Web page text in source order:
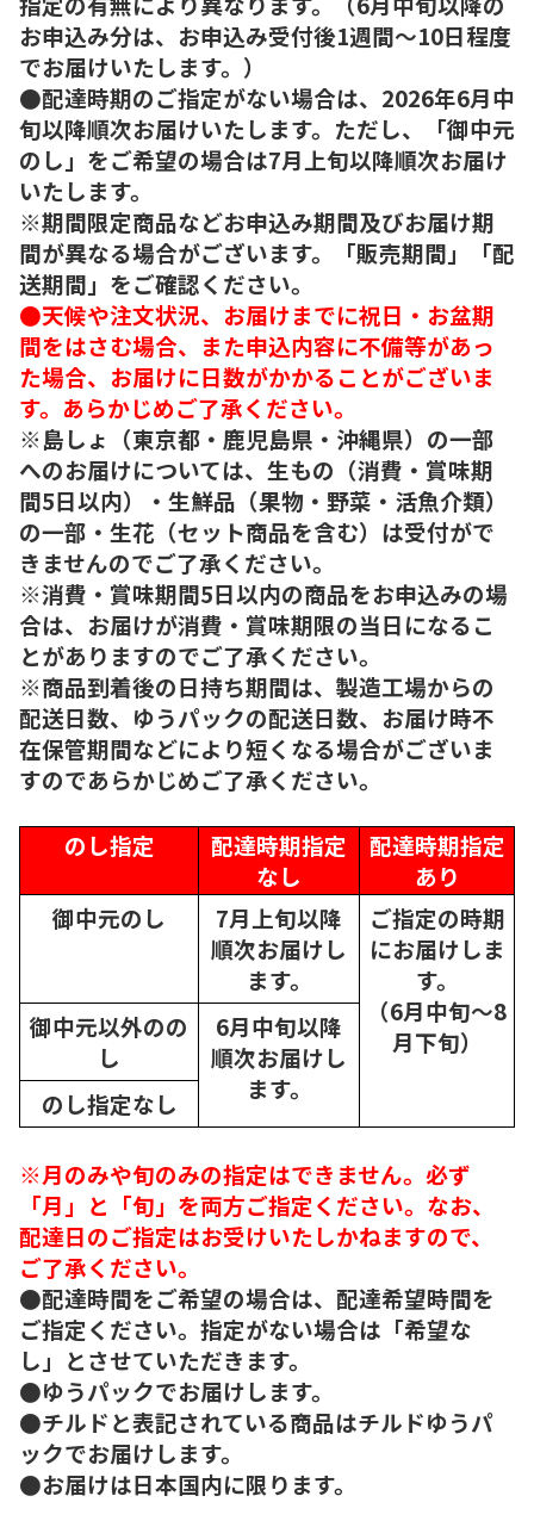
お申込み分は、お申込み受付後1週間～10日程度
でお届けいたします。）
●配達時期のご指定がない場合は、2026年6月中
旬以降順次お届けいたします。ただし、「御中元
のし」をご希望の場合は7月上旬以降順次お届け
いたします。
※期間限定商品などお申込み期間及びお届け期
間が異なる場合がございます。「販売期間」「配
送期間」をご確認ください。
●天候や注文状況、お届けまでに祝日・お盆期
間をはさむ場合、また申込内容に不備等があっ
た場合、お届けに日数がかかることがございま
す。あらかじめご了承ください。
※島しょ（東京都・鹿児島県・沖縄県）の一部
へのお届けについては、生もの（消費・賞味期
間5日以内）・生鮮品（果物・野菜・活魚介類）
の一部・生花（セット商品を含む）は受付がで
きませんのでご了承ください。
※消費・賞味期間5日以内の商品をお申込みの場
合は、お届けが消費・賞味期限の当日になるこ
とがありますのでご了承ください。
※商品到着後の日持ち期間は、製造工場からの
配送日数、ゆうパックの配送日数、お届け時不
在保管期間などにより短くなる場合がございま
すのであらかじめご了承ください。
のし指定
配達時期指定
なし
配達時期指定
あり
御中元のし
7月上旬以降
順次お届けし
ます。
ご指定の時期
にお届けしま
す。
（6月中旬～8
月下旬）
御中元以外のの
し
6月中旬以降
順次お届けし
ます。
のし指定なし
※月のみや旬のみの指定はできません。必ず
「月」と「旬」を両方ご指定ください。なお、
配達日のご指定はお受けいたしかねますので、
ご了承ください。
●配達時間をご希望の場合は、配達希望時間を
ご指定ください。指定がない場合は「希望な
し」とさせていただきます。
●ゆうパックでお届けします。
●チルドと表記されている商品はチルドゆうパ
ックでお届けします。
●お届けは日本国内に限ります。